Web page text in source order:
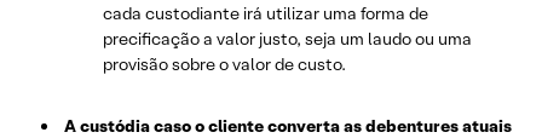
cada custodiante irá utilizar uma forma de
precificação a valor justo, seja um laudo ou uma
provisão sobre o valor de custo.
A custódia caso o cliente converta as debentures atuais